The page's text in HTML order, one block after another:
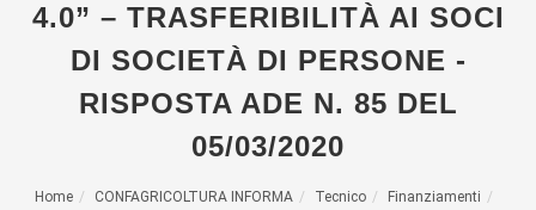
4.0” – TRASFERIBILITÀ AI SOCI
DI SOCIETÀ DI PERSONE -
RISPOSTA ADE N. 85 DEL
05/03/2020
Home CONFAGRICOLTURA INFORMA Tecnico Finanziamenti